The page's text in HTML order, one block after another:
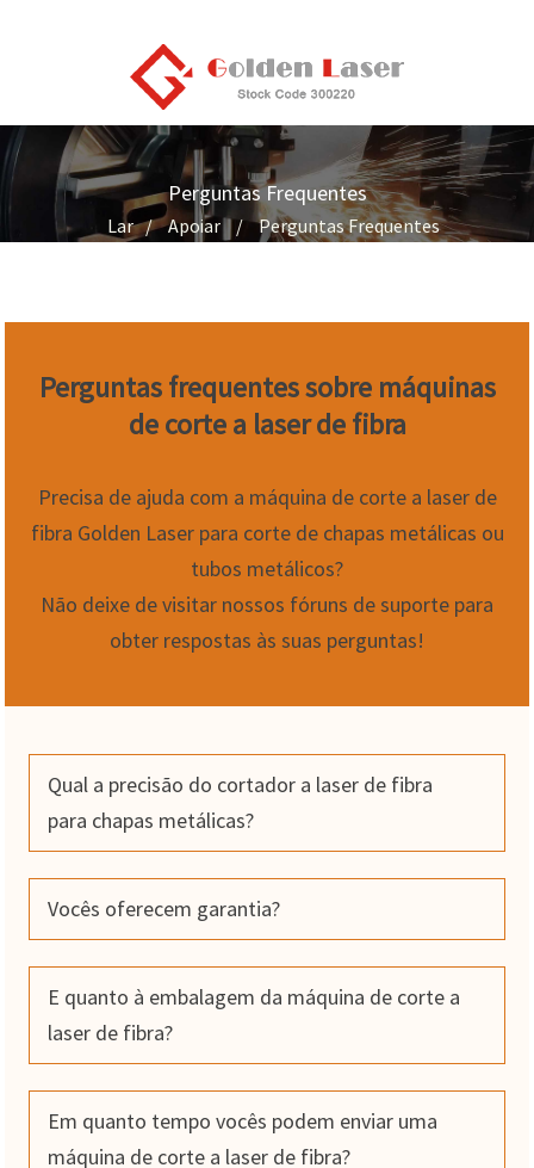
Perguntas Frequentes
Lar Apoiar Perguntas Frequentes
Perguntas frequentes sobre máquinas
de corte a laser de fibra
Precisa de ajuda com a máquina de corte a laser de
fibra Golden Laser para corte de chapas metálicas ou
tubos metálicos?
Não deixe de visitar nossos fóruns de suporte para
obter respostas às suas perguntas!
Qual a precisão do cortador a laser de fibra
para chapas metálicas?
Vocês oferecem garantia?
E quanto à embalagem da máquina de corte a
laser de fibra?
Em quanto tempo vocês podem enviar uma
máquina de corte a laser de fibra?